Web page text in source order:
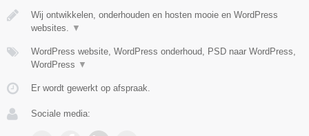
Wij ontwikkelen, onderhouden en hosten mooie en WordPress
websites.
▼
WordPress website, WordPress onderhoud, PSD naar WordPress,
WordPress ▼
Er wordt gewerkt op afspraak.
Sociale media: